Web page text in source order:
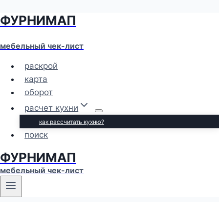
Перейти
содержимому
ФУРНИМАП
мебельный чек-лист
раскрой
карта
оборот
расчет кухни
как рассчитать кухню?
поиск
ФУРНИМАП
мебельный чек-лист